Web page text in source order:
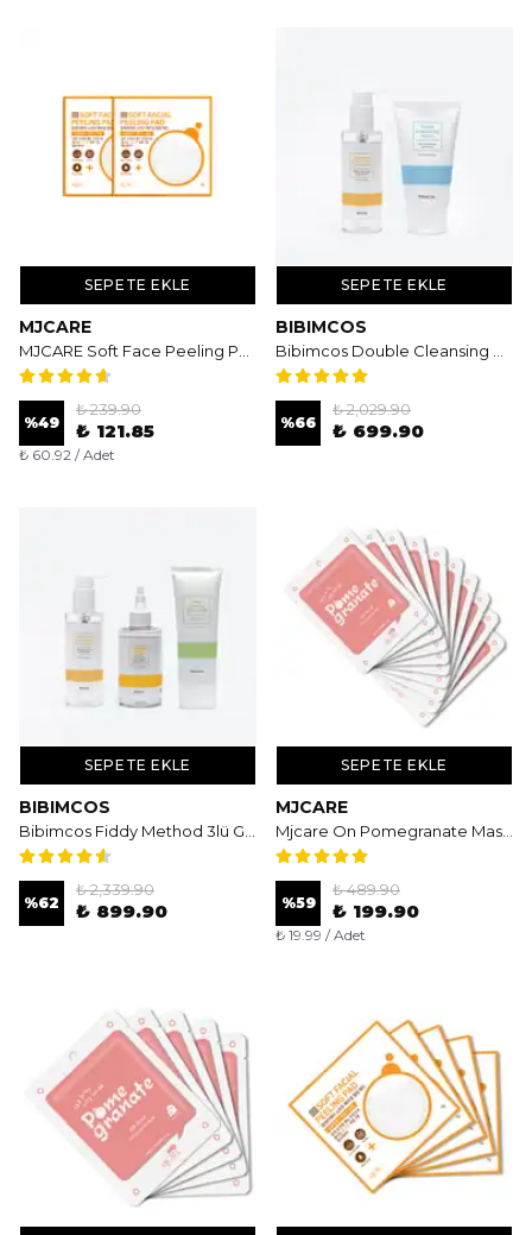
SEPETE EKLE
MJCARE
%49
₺ 239.90
₺ 121.85
₺ 60.92 / Adet
SEPETE EKLE
BIBIMCOS
%66
₺ 2,029.90
₺ 699.90
SEPETE EKLE
BIBIMCOS
%62
₺ 2,339.90
₺ 899.90
SEPETE EKLE
MJCARE
%59
₺ 489.90
₺ 199.90
₺ 19.99 / Adet